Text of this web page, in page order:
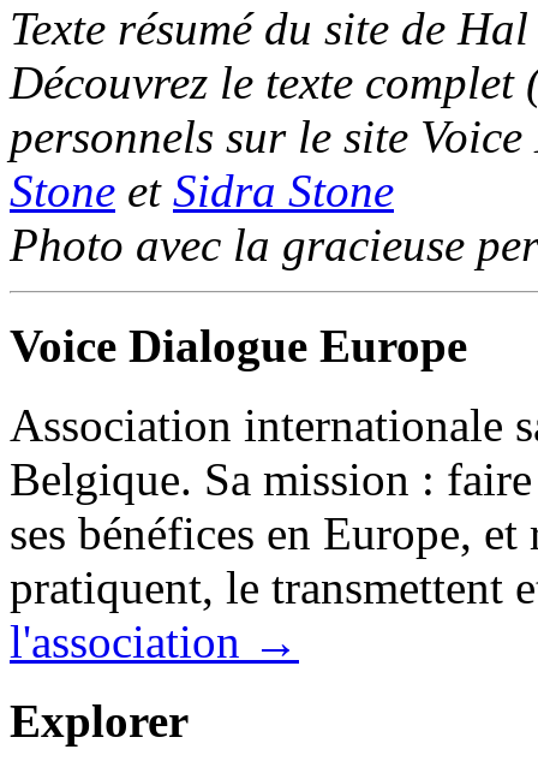
Texte résumé du site de
Découvrez le texte
personnels sur le site
Stone et Sidra Stone
Photo avec la gracieuse
Voice Dialogue Europe
Association internationale
Belgique. Sa mission :
ses bénéfices en Europe,
pratiquent, le transmettent
l'association →
Explorer